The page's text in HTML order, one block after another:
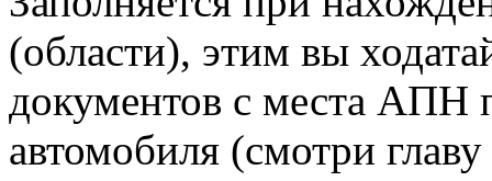
(области), этим вы
документов с места АПН
автомобиля (смотри